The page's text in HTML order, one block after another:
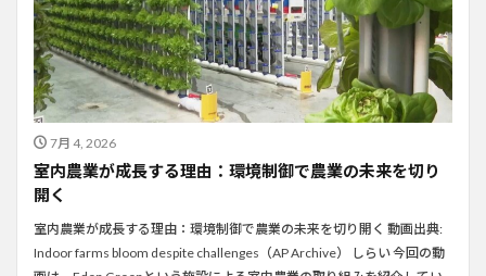
7月 4, 2026
室内農業が成長する理由：環境制御で農業の未来を切り
開く
室内農業が成長する理由：環境制御で農業の未来を切り開く 動画出典:
Indoor farms bloom despite challenges（AP Archive） しらい 今回の動